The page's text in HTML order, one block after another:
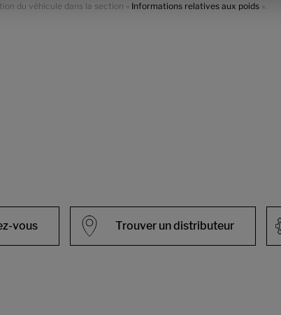
du véhicule dans la section « Informations relatives aux poids ».
Trouver un distributeur
vous